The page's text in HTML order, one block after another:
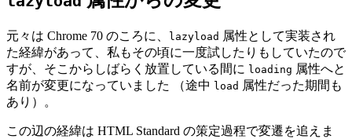
元々は Chrome 70 のころに、 lazyload 属性として実装され
た経緯があって、私もその頃に一度試したりもしていたので
すが、そこからしばらく放置している間に loading 属性へと
名前が変更になっていました （途中 load 属性だった期間も
あり）。
この辺の経緯は HTML Standard の策定過程で変遷を追えま